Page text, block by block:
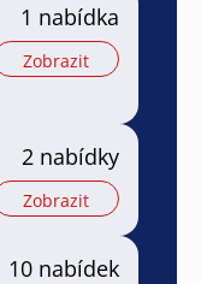
1 nabídka
Zobrazit
2 nabídky
Zobrazit
10 nabídek